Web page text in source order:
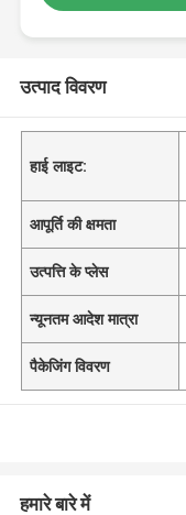
उत्पाद विवरण
हाई लाइट:
आपूर्ति की क्षमता
उत्पत्ति के प्लेस
न्यूनतम आदेश मात्रा
पैकेजिंग विवरण
हमारे बारे में